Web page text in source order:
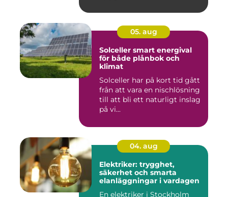
05. aug
Solceller smart energival
för både plånbok och
klimat
Solceller har på kort tid gått
från att vara en nischlösning
till att bli ett naturligt inslag
på vi...
04. aug
Elektriker: trygghet,
säkerhet och smarta
elanläggningar i vardagen
En elektriker i Stockholm